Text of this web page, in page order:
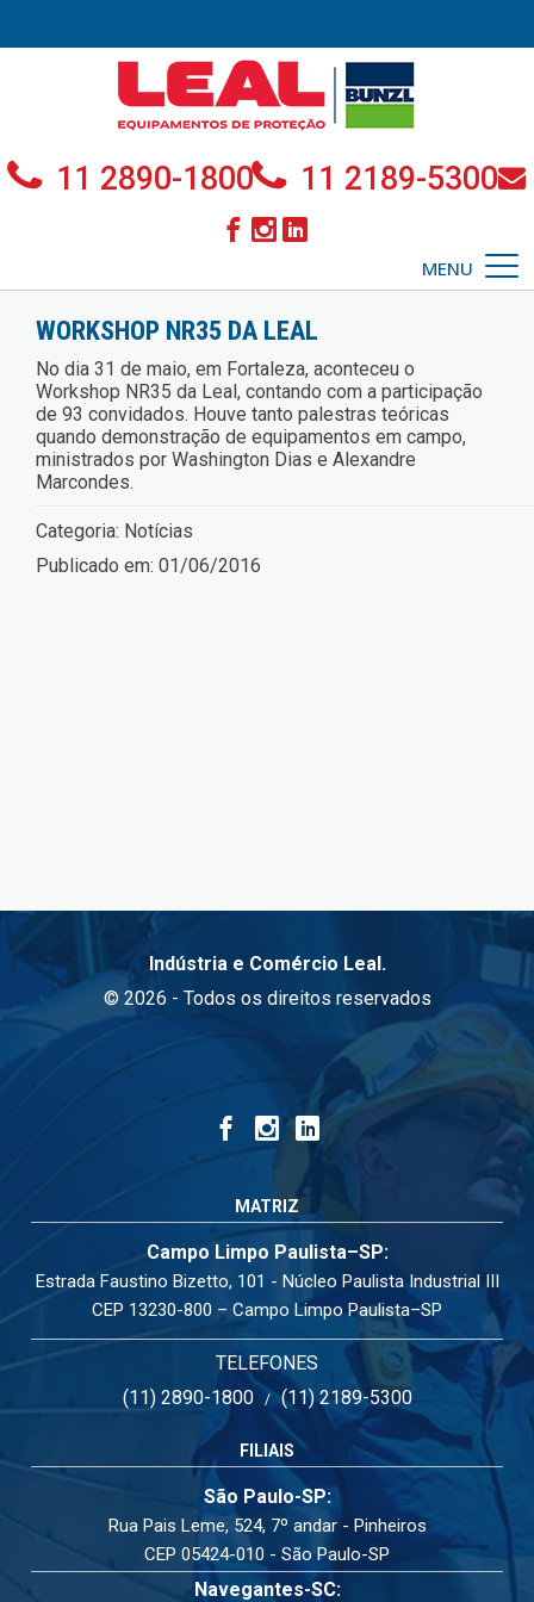
11 2890-1800 11 2189-5300
MENU
WORKSHOP NR35 DA LEAL
No dia 31 de maio, em Fortaleza, aconteceu o
Workshop NR35 da Leal, contando com a participação
de 93 convidados. Houve tanto palestras teóricas
quando demonstração de equipamentos em campo,
ministrados por Washington Dias e Alexandre
Marcondes.
Categoria: Notícias
Publicado em: 01/06/2016
Indústria e Comércio Leal.
© 2026 - Todos os direitos reservados
MATRIZ
Campo Limpo Paulista–SP:
Estrada Faustino Bizetto, 101 - Núcleo Paulista Industrial III
CEP 13230-800 – Campo Limpo Paulista–SP
TELEFONES
(11) 2890-1800/(11) 2189-5300
FILIAIS
São Paulo-SP:
Rua Pais Leme, 524, 7º andar - Pinheiros
CEP 05424-010 - São Paulo-SP
Navegantes-SC: